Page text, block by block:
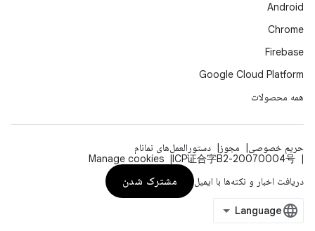
Android
Chrome
Firebase
Google Cloud Platform
همه محصولات
حریم خصوصی مجوز
دستورالعمل‌های نمانام
ICP证合字B2-20070004号
Manage cookies
دریافت اخبار و نکته‌ها با ایمیل
مشترک شدن